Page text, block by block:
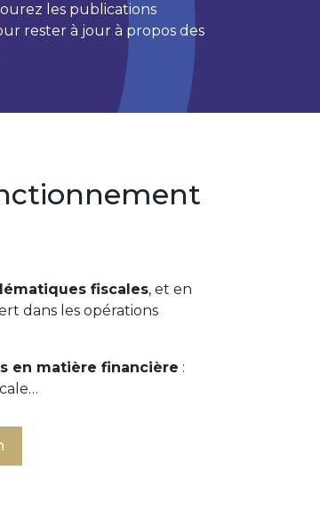
les publications
rester à jour à propos des
fiscales, et en
dans les opérations
en matière financière :